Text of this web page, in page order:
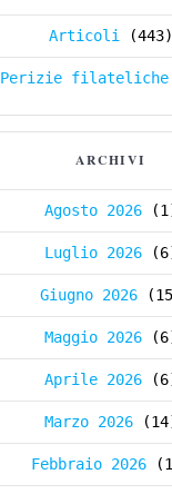
Articoli (443)
Perizie filateliche
ARCHIVI
Agosto 2026
Luglio 2026
Giugno 2026
Maggio 2026
Aprile 2026
Marzo 2026
Febbraio 2026